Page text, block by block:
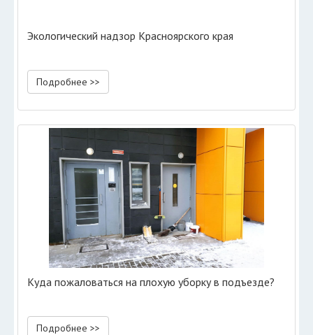
Экологический надзор Красноярского края
Подробнее >>
Куда пожаловаться на плохую уборку в подъезде?
Подробнее >>